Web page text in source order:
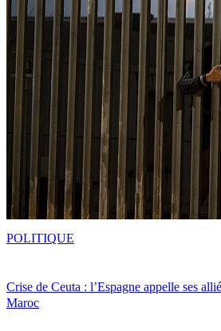
Crise de Ceuta : l’Espagne appelle ses
Maroc
POLITIQUE